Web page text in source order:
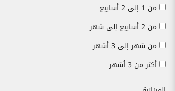
من 1 إلى 2 أسابيع
من 2 أسابيع إلى شهر
من شهر إلى 3 أشهر
أكثر من 3 أشهر